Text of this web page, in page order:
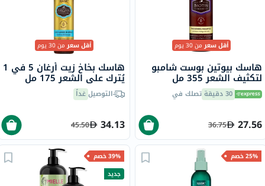
أقل سعرمن 30 يوم
هاسك بيوتين بوست شامبو
لتكثيف الشعر 355 مل
30 دقيقة تصلك في
27.56
36.75
أقل سعرمن 30 يوم
هاسك بخاخ زيت أرغان 5 في 1
يُترك على الشعر 175 مل
التوصيلغداً
34.13
45.50
25% خصم
39% خصم
جديد